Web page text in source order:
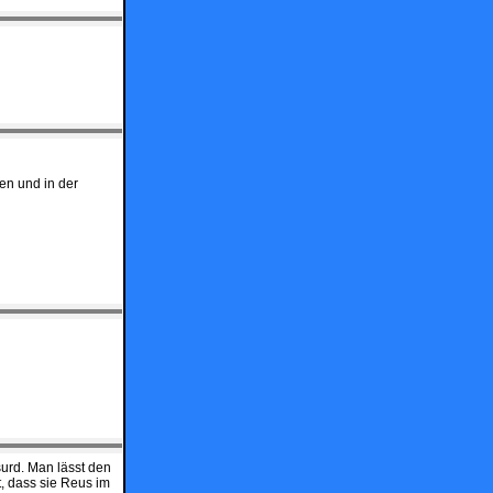
und in der
Man lässt den
dass sie Reus im